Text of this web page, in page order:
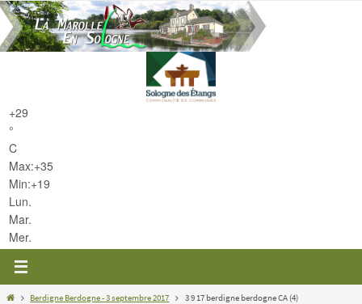
Passer
vers
le
+29
°
C
Max:+35
Min:+19
Lun.
Mar.
Mer.
HomeBerdigne Berdogne - 3 septembre 2017 3 9 17 berdigne berdogne CA (4)